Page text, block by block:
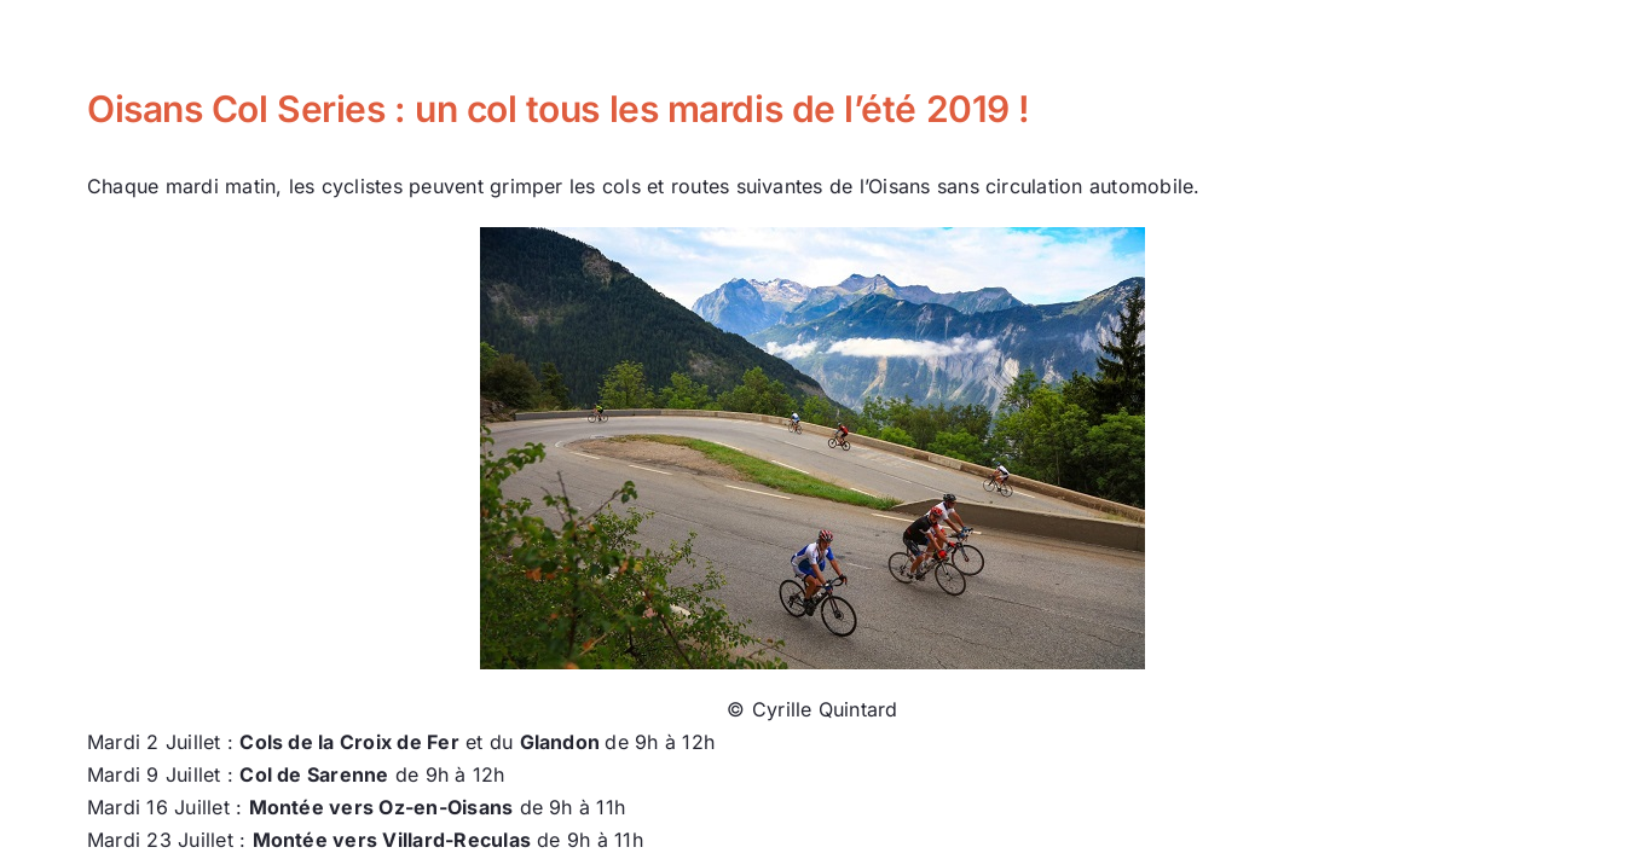
Oisans Col Series : un col tous les mardis de l’été 2019 !
Chaque mardi matin, les cyclistes peuvent grimper les cols et routes suivantes de l’Oisans sans circulation automobile.
© Cyrille Quintard
Mardi 2 Juillet :Cols de la Croix de Feret du Glandonde 9h à 12h
Mardi 9 Juillet :Col de Sarenne de 9h à 12h
Mardi 16 Juillet : Montée vers Oz-en-Oisans de 9h à 11h
Mardi 23 Juillet : Montée vers Villard-Reculas de 9h à 11h